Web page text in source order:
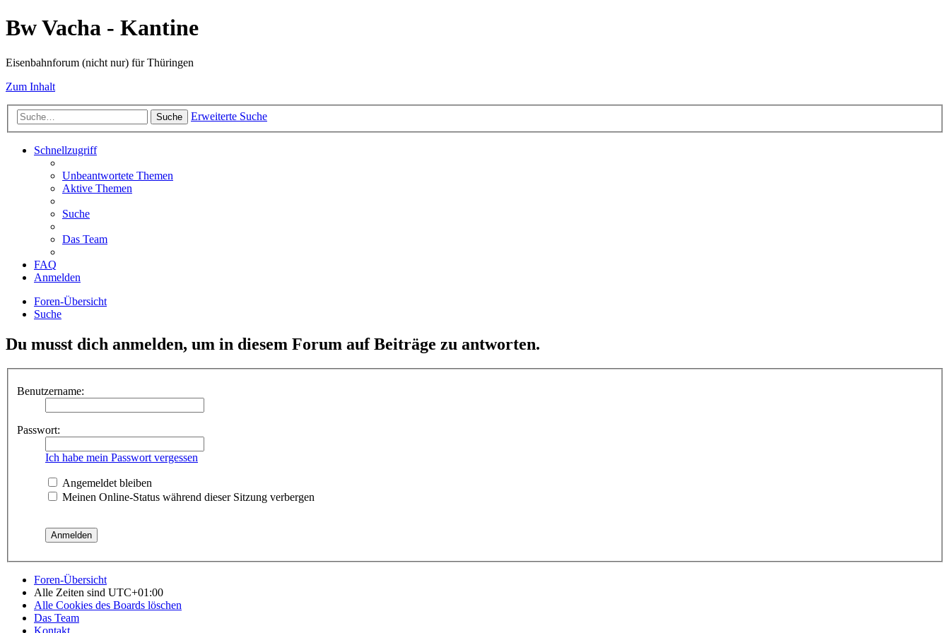
Bw Vacha - Kantine
Eisenbahnforum (nicht nur) für Thüringen
Zum Inhalt
Suche Erweiterte Suche
Schnellzugriff
Unbeantwortete Themen
Aktive Themen
Suche
Das Team
FAQ
Anmelden
Foren-Übersicht
Suche
Du musst dich anmelden, um in diesem Forum auf Beiträge zu antworten.
Benutzername:
Passwort:
Ich habe mein Passwort vergessen
Angemeldet bleiben
Meinen Online-Status während dieser Sitzung verbergen
Foren-Übersicht
Alle Zeiten sind UTC+01:00
Alle Cookies des Boards löschen
Das Team
Kontakt